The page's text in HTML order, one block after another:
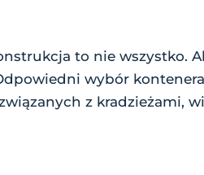
to nie wszystko.
wybór
z kradzieżami,